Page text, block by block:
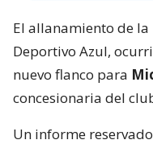
El allanamiento de la
Deportivo Azul,
nuevo flanco para
concesionaria del
Un informe